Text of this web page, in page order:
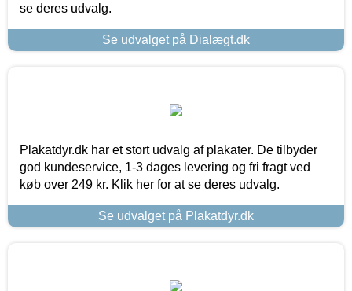
se deres udvalg.
Se udvalget på Dialægt.dk
Plakatdyr.dk har et stort udvalg af plakater. De tilbyder
god kundeservice, 1-3 dages levering og fri fragt ved
køb over 249 kr. Klik her for at se deres udvalg.
Se udvalget på Plakatdyr.dk